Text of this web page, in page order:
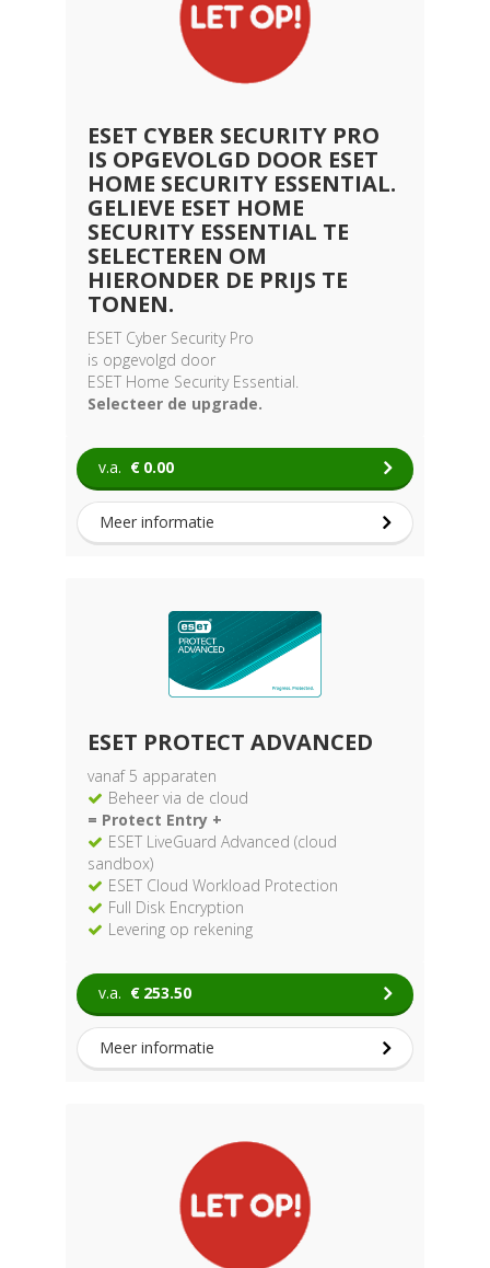
ESET CYBER SECURITY PRO
IS OPGEVOLGD DOOR ESET
HOME SECURITY ESSENTIAL.
GELIEVE ESET HOME
SECURITY ESSENTIAL TE
SELECTEREN OM
HIERONDER DE PRIJS TE
TONEN.
ESET Cyber Security Pro
is opgevolgd door
ESET Home Security Essential.
Selecteer de upgrade.
v.a. € 0.00
Meer informatie
ESET PROTECT ADVANCED
vanaf 5 apparaten
Beheer via de cloud
= Protect Entry +
ESET LiveGuard Advanced (cloud
sandbox)
ESET Cloud Workload Protection
Full Disk Encryption
Levering op rekening
v.a. € 253.50
Meer informatie